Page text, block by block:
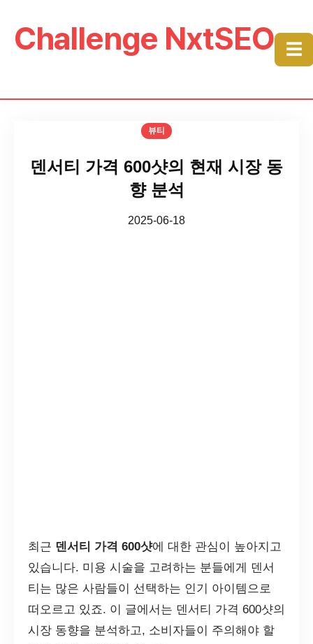
Challenge NxtSEO ☰
뷰티
덴서티 가격 600샷의 현재 시장 동
향 분석
2025-06-18
최근 덴서티 가격 600샷에 대한 관심이 높아지고
있습니다. 미용 시술을 고려하는 분들에게 덴서
티는 많은 사람들이 선택하는 인기 아이템으로
떠오르고 있죠. 이 글에서는 덴서티 가격 600샷의
시장 동향을 분석하고, 소비자들이 주의해야 할